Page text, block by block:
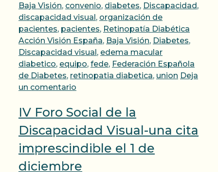
Categorías
Baja Visión, convenio, diabetes, Discapacidad ,
discapacidad visual , organización de
pacientes, pacientes, Retinopatía Diabética
Acción Visión España, Baja Visión, Diabetes,
Discapacidad visual , edema macular
diabetico, equipo, fede, Federación Española
de Diabetes, retinopatia diabetica, union Deja
un comentario
IV Foro Social de la
Discapacidad Visual-una cita
imprescindible el 1 de
diciembre